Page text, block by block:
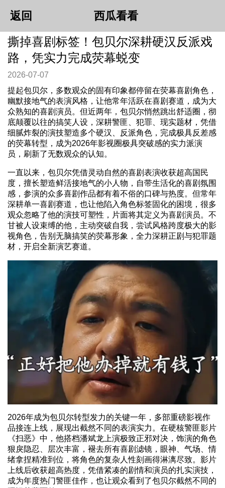
返回 西瓜看看
撕掉喜剧标签！包贝尔深耕硬汉反派戏
路，凭实力完成荧幕蜕变
2026-07-07
提起包贝尔，多数观众的固有印象都停留在荧幕喜剧角色，
幽默接地气的表演风格，让他常年活跃在喜剧赛道，成为大
众熟知的喜剧演员。但近两年，包贝尔悄然跳出舒适圈，彻
底颠覆以往的搞笑人设，深耕警匪、犯罪、现实题材，凭借
细腻炸裂的演技塑造多个硬汉、反派角色，完成极具反差感
的荧幕转型，成为2026年影视圈极具突破感的实力派演
员，刷新了无数观众的认知。
一直以来，包贝尔凭借灵动自然的喜剧表演收获超高国民
度，擅长塑造鲜活接地气的小人物，自带生活化的喜剧氛围
感，参演的众多喜剧作品都有着不俗的口碑与热度。但常年
深耕单一喜剧赛道，也让他陷入角色标签固化的困境，很多
观众忽略了他的演技可塑性，片面将其定义为喜剧演员。不
甘被人设束缚的他，主动突破自我，尝试风格跨度极大的影
视角色，告别无脑搞笑的荧幕形象，全力深耕正剧与犯罪题
材，开启全新演艺赛道。
2026年成为包贝尔转型发力的关键一年，多部重磅影视作
品接连上线，展现出截然不同的表演实力。在硬核警匪影片
《扫恶》中，他搭档潘斌龙上演极致正邪对决，饰演的角色
狠戾隐忍、层次丰富，褪去所有喜剧滤镜，眼神、气场、情
绪拿捏精准到位，将角色的复杂人性刻画得淋漓尽致。影片
上线后收获超高热度，凭借紧凑的剧情和演员的扎实演技，
成为年度热门警匪佳作，也让观众看到了包贝尔截然不同的